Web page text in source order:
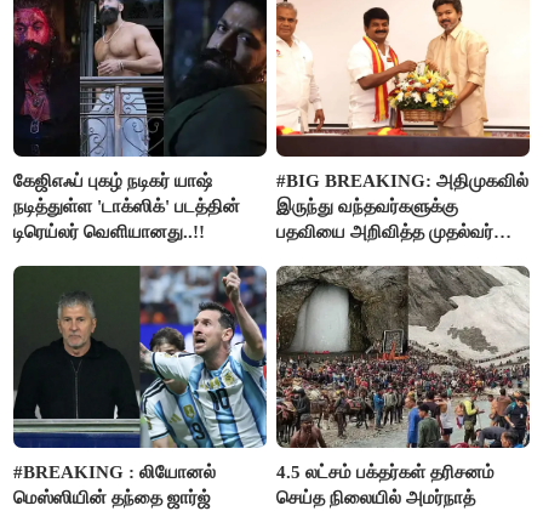
கேஜிஎஃப் புகழ் நடிகர் யாஷ்
நடித்துள்ள 'டாக்‌ஸிக்' படத்தின்
டிரெய்லர் வெளியானது..!!
#BIG BREAKING: அதிமுகவில்
இருந்து வந்தவர்களுக்கு
பதவியை அறிவித்த முதல்வர்
#BREAKING : லியோனல்
மெஸ்ஸியின் தந்தை ஜார்ஜ்
4.5 லட்சம் பக்தர்கள் தரிசனம்
செய்த நிலையில் அமர்நாத்